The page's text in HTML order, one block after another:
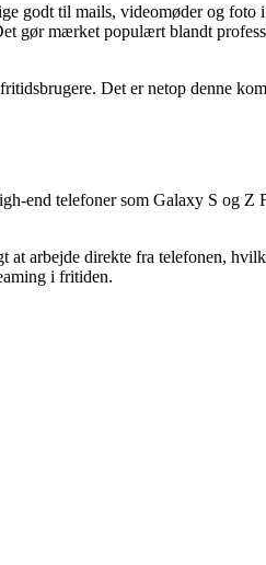
godt til mails, videomøder og
gør mærket populært blandt
Det er netop denne
end telefoner som Galaxy S og Z
arbejde direkte fra telefonen,
i fritiden.